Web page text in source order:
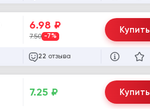
6.98 ₽
7.50 -7%
22 отзыва
Купить
7.25 ₽ Купить